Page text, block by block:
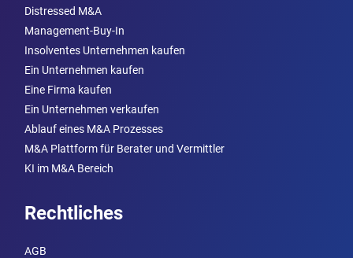
Distressed M&A
Management-Buy-In
Insolventes Unternehmen kaufen
Ein Unternehmen kaufen
Eine Firma kaufen
Ein Unternehmen verkaufen
Ablauf eines M&A Prozesses
M&A Plattform für Berater und Vermittler
KI im M&A Bereich
Rechtliches
AGB